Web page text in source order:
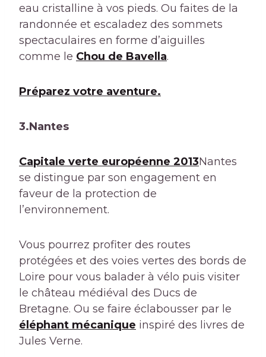
eau cristalline à vos pieds. Ou faites de la
randonnée et escaladez des sommets
spectaculaires en forme d’aiguilles
comme le Chou de Bavella.
Préparez votre aventure.
3.Nantes
Capitale verte européenne 2013Nantes
se distingue par son engagement en
faveur de la protection de
l’environnement.
Vous pourrez profiter des routes
protégées et des voies vertes des bords de
Loire pour vous balader à vélo puis visiter
le château médiéval des Ducs de
Bretagne. Ou se faire éclabousser par le
éléphant mécanique inspiré des livres de
Jules Verne.